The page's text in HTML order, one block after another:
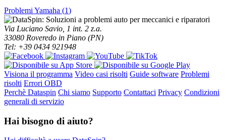
Problemi Yamaha (1)
Via Luciano Savio, 1 int. 2 z.a.
33080 Roveredo in Piano (PN)
Tel: +39 0434 921948
Visiona il programma Video casi risolti Guide software Problemi
risolti Errori OBD
Perchè Dataspin Chi siamo Supporto Contattaci Privacy Condizioni
generali di servizio
Hai bisogno di aiuto?